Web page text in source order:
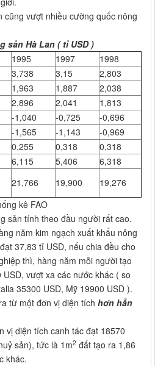
cũng vượt nhiều cường quốc nông
sản Hà Lan ( tỉ USD )
1995 1997
1998
3,738 3,15
2,803
1,963 1,887
2,038
2,896 2,041
1,813
-1,040 -0,725
-0,696
-1,565 -1,143
-0,969
0,255 0,318
0,318
6,115 5,406
6,318
21,766 19,900
19,276
kê FAO
sản tính theo đầu người rất cao.
năm kim ngạch xuất khẩu nông
37,83 tỉ USD, nếu chia đều cho
thì, hàng năm mỗi người tạo
vượt xa các nước khác ( so
35300 USD, Mỹ 19900 USD ).
từ một đơn vị diện tích hơn hẳn
vị diện tích canh tác đạt 18570
sản), tức là 1m2 đất tạo ra 1,86
khác.